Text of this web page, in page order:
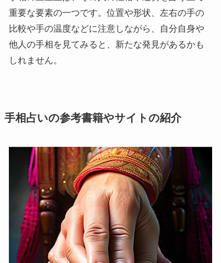
重要な要素の一つです。位置や形状、左右の手の
比較や手の温度などに注意しながら、自分自身や
他人の手相を見てみると、新たな発見があるかも
しれません。
手相占いの参考書籍やサイトの紹介